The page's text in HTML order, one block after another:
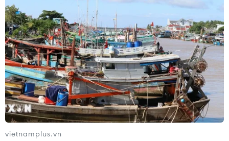
#Khai thác cát
#Cảnh báo
Theo dõi VietnamPlus
vietnamplus.vn